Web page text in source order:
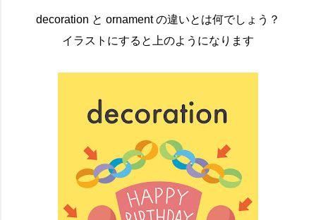
decoration と ornament の違いとは何でしょう？
イラストにすると上のようになります